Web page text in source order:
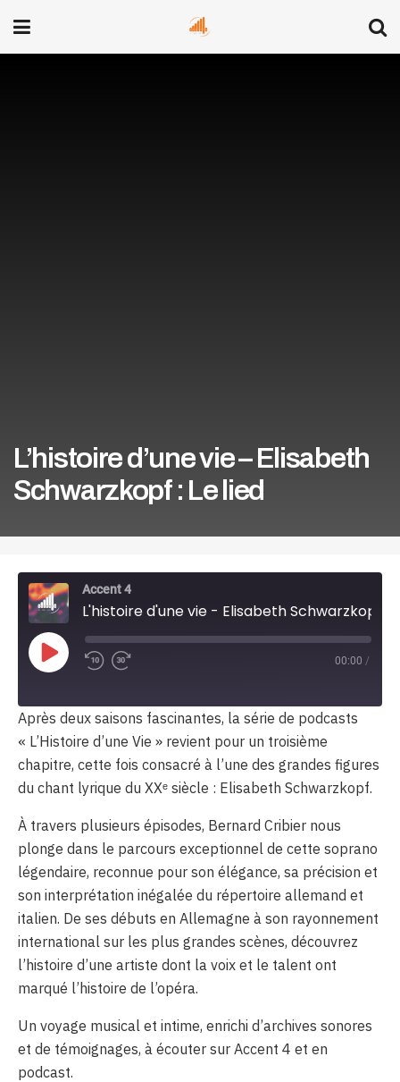
L’histoire d’une vie – Elisabeth
Schwarzkopf : Le lied
Accent 4
Play
Episode
00:00 /
Après deux saisons fascinantes, la série de podcasts
« L’Histoire d’une Vie » revient pour un troisième
chapitre, cette fois consacré à l’une des grandes figures
du chant lyrique du XXᵉ siècle : Elisabeth Schwarzkopf.
À travers plusieurs épisodes, Bernard Cribier nous
plonge dans le parcours exceptionnel de cette soprano
légendaire, reconnue pour son élégance, sa précision et
son interprétation inégalée du répertoire allemand et
italien. De ses débuts en Allemagne à son rayonnement
international sur les plus grandes scènes, découvrez
l’histoire d’une artiste dont la voix et le talent ont
marqué l’histoire de l’opéra.
Un voyage musical et intime, enrichi d’archives sonores
et de témoignages, à écouter sur Accent 4 et en
podcast.